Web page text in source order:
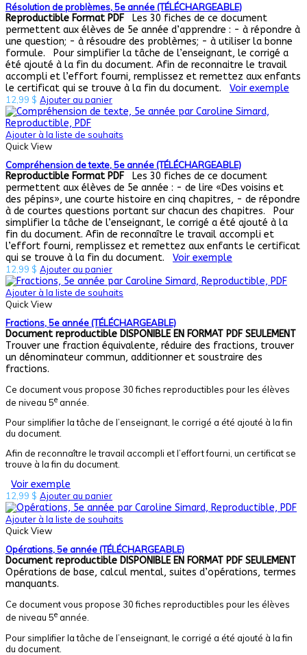
Résolution de problèmes, 5e année (TÉLÉCHARGEABLE)
Reproductible Format PDF Les 30 fiches de ce document
permettent aux élèves de 5e année d’apprendre : - à répondre à
une question; - à résoudre des problèmes; - à utiliser la bonne
formule. Pour simplifier la tâche de l’enseignant, le corrigé a
été ajouté à la fin du document. Afin de reconnaitre le travail
accompli et l’effort fourni, remplissez et remettez aux enfants
le certificat qui se trouve à la fin du document. Voir exemple
12,99 $ Ajouter au panier
Ajouter à la liste de souhaits
Quick View
Compréhension de texte, 5e année (TÉLÉCHARGEABLE)
Reproductible Format PDF Les 30 fiches de ce document
permettent aux élèves de 5e année : - de lire «Des voisins et
des pépins», une courte histoire en cinq chapitres, - de répondre
à de courtes questions portant sur chacun des chapitres. Pour
simplifier la tâche de l’enseignant, le corrigé a été ajouté à la
fin du document. Afin de reconnaître le travail accompli et
l’effort fourni, remplissez et remettez aux enfants le certificat
qui se trouve à la fin du document. Voir exemple
12,99 $ Ajouter au panier
Ajouter à la liste de souhaits
Quick View
Fractions, 5e année (TÉLÉCHARGEABLE)
Document reproductible DISPONIBLE EN FORMAT PDF SEULEMENT
Trouver une fraction équivalente, réduire des fractions, trouver
un dénominateur commun, additionner et soustraire des
fractions.
Ce document vous propose 30 fiches reproductibles pour les élèves
de niveau 5e année.
Pour simplifier la tâche de l’enseignant, le corrigé a été ajouté à la fin
du document.
Afin de reconnaître le travail accompli et l’effort fourni, un certificat se
trouve à la fin du document.
Voir exemple
12,99 $ Ajouter au panier
Ajouter à la liste de souhaits
Quick View
Opérations, 5e année (TÉLÉCHARGEABLE)
Document reproductible DISPONIBLE EN FORMAT PDF SEULEMENT
Opérations de base, calcul mental, suites d’opérations, termes
manquants.
Ce document vous propose 30 fiches reproductibles pour les élèves
de niveau 5e année.
Pour simplifier la tâche de l’enseignant, le corrigé a été ajouté à la fin
du document.